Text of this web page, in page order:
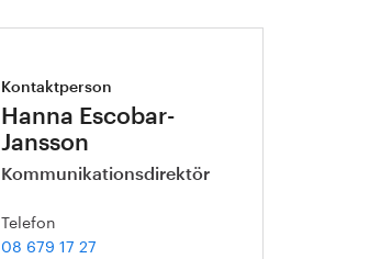
Kontaktperson
Hanna Escobar-
Jansson
Kommunikationsdirektör
Telefon
08 679 17 27